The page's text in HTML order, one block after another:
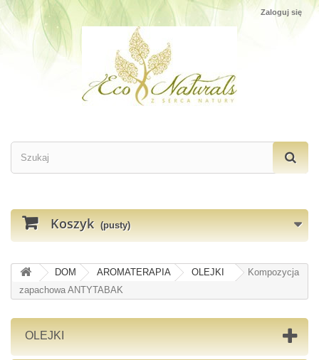
Zaloguj się
Koszyk (pusty)
DOM AROMATERAPIA OLEJKI
Kompozycja
zapachowa ANTYTABAK
OLEJKI